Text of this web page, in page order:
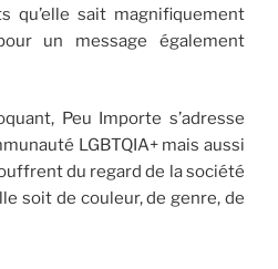
qu’elle sait magnifiquement
un message également
Peu Importe s’adresse
LGBTQIA+ mais aussi
du regard de la société
soit de couleur, de genre, de